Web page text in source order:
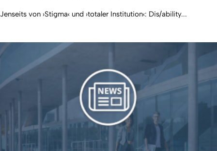
Jenseits von ›Stigma‹ und ›totaler Institution‹: Dis/ability...